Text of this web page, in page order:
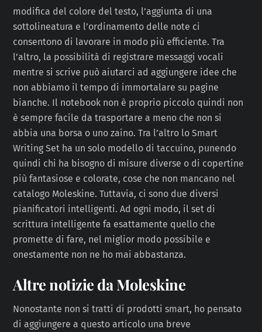
modifica del colore del testo, l’aggiunta di una
sottolineatura e l’ordinamento delle note ci
consentono di lavorare in modo più efficiente. Tra
l’altro, la possibilità di registrare messaggi vocali
mentre si scrive può aiutarci ad aggiungere idee che
non abbiamo il tempo di immortalare su pagine
bianche. Il notebook non è proprio piccolo quindi non
è sempre facile da trasportare a meno che non si
abbia una borsa o uno zaino. Tra l’altro lo Smart
Writing Set ha un solo modello di taccuino, punendo
quindi chi ha bisogno di misure diverse o di copertine
più fantasiose e colorate, cose che non mancano nel
catalogo Moleskine. Tuttavia, ci sono due diversi
pianificatori intelligenti. Ad ogni modo, il set di
scrittura intelligente fa esattamente quello che
promette di fare, nel miglior modo possibile e
onestamente non ne ho mai abbastanza.
Altre notizie da Moleskine
Nonostante non si tratti di prodotti smart, ho pensato
di aggiungere a questo articolo una breve